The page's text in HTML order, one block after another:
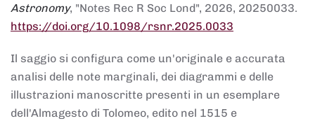
Astronomy, "Notes Rec R Soc Lond", 2026, 20250033.
https://doi.org/10.1098/rsnr.2025.0033
Il saggio si configura come un'originale e accurata
analisi delle note marginali, dei diagrammi e delle
illustrazioni manoscritte presenti in un esemplare
dell'Almagesto di Tolomeo, edito nel 1515 e